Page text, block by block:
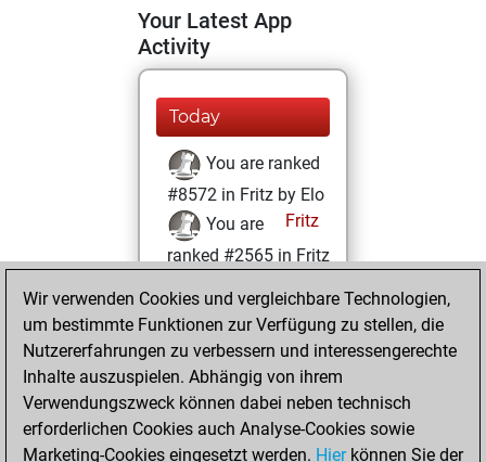
Your Latest App
Activity
Today
You are ranked
#8572 in Fritz by Elo
Fritz
You are
ranked #2565 in Fritz
Dienstag, Mai 5,
2026
You achieved a
BeautyScore of 161
Fritz
Wir verwenden Cookies und vergleichbare Technologien,
um bestimmte Funktionen zur Verfügung zu stellen, die
Nutzererfahrungen zu verbessern und interessengerechte
Inhalte auszuspielen. Abhängig von ihrem
Verwendungszweck können dabei neben technisch
erforderlichen Cookies auch Analyse-Cookies sowie
Marketing-Cookies eingesetzt werden. Hierkönnen Sie der